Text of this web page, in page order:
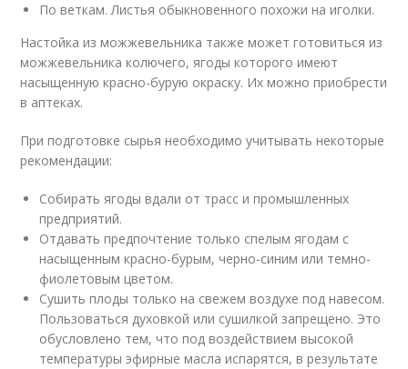
По веткам. Листья обыкновенного похожи на иголки.
Настойка из можжевельника также может готовиться из
можжевельника колючего, ягоды которого имеют
насыщенную красно-бурую окраску. Их можно приобрести
в аптеках.
При подготовке сырья необходимо учитывать некоторые
рекомендации:
Собирать ягоды вдали от трасс и промышленных
предприятий.
Отдавать предпочтение только спелым ягодам с
насыщенным красно-бурым, черно-синим или темно-
фиолетовым цветом.
Сушить плоды только на свежем воздухе под навесом.
Пользоваться духовкой или сушилкой запрещено. Это
обусловлено тем, что под воздействием высокой
температуры эфирные масла испарятся, в результате